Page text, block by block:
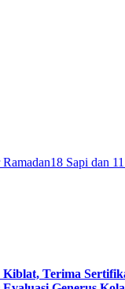
18 Sapi dan
Terima